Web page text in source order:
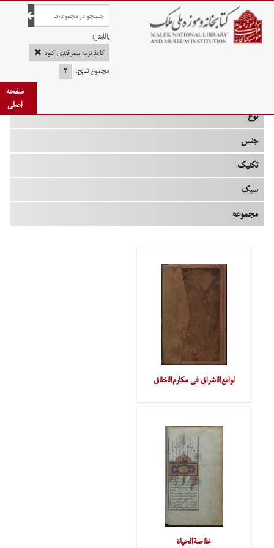
صفحه اصلی
پالایش:
کاغذ ترمه سمرقندی کبود
مجموع نتایج:
۲
صفحه
اصلی
نوع
جنس
تکنیک
سبک
مجموعه
لوامع‌الاشراق فی مکارم‌الاخلاق
خلاصةالحیاة